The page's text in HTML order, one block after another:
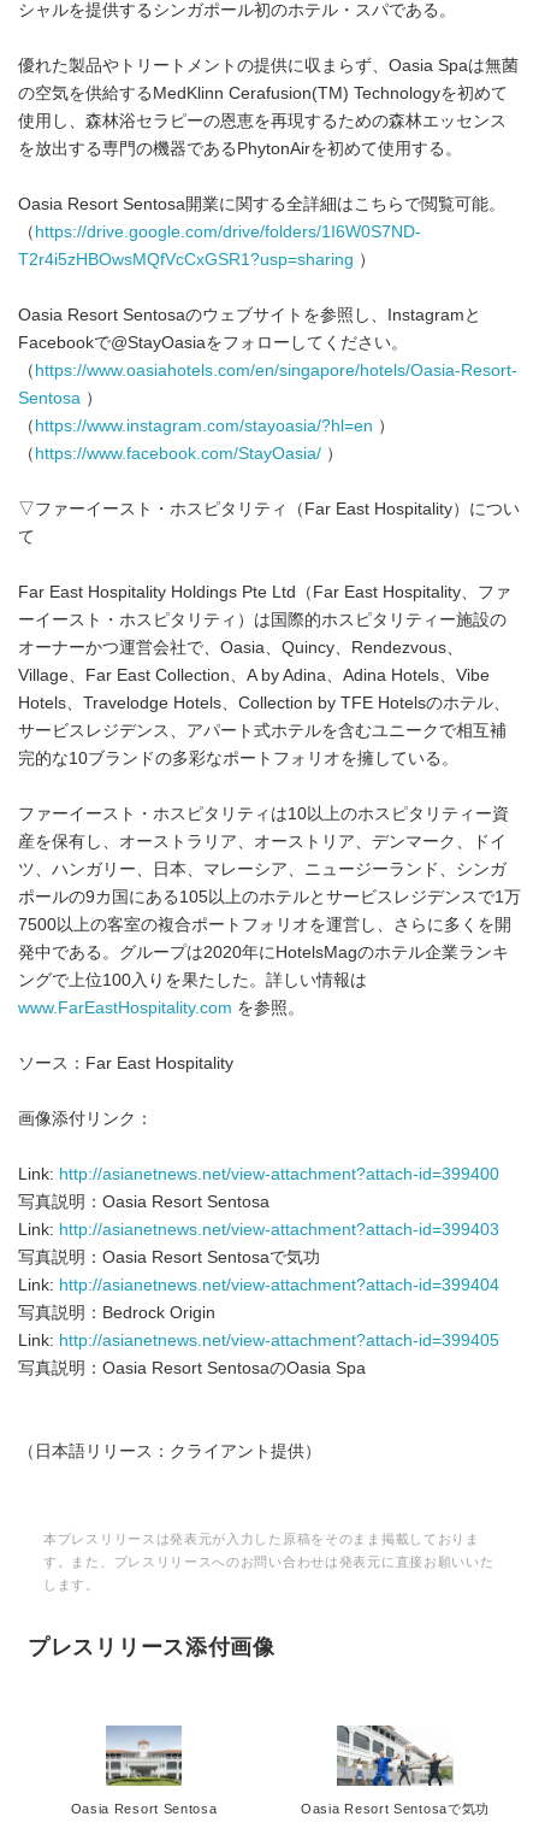
シャルを提供するシンガポール初のホテル・スパである。
優れた製品やトリートメントの提供に収まらず、Oasia Spaは無菌
の空気を供給するMedKlinn Cerafusion(TM) Technologyを初めて
使用し、森林浴セラピーの恩恵を再現するための森林エッセンス
を放出する専門の機器であるPhytonAirを初めて使用する。
Oasia Resort Sentosa開業に関する全詳細はこちらで閲覧可能。
（ https://drive.google.com/drive/folders/1I6W0S7ND-
T2r4i5zHBOwsMQfVcCxGSR1?usp=sharing ）
Oasia Resort Sentosaのウェブサイトを参照し、Instagramと
Facebookで@StayOasiaをフォローしてください。
（ https://www.oasiahotels.com/en/singapore/hotels/Oasia-Resort-
Sentosa ）
（ https://www.instagram.com/stayoasia/?hl=en ）
（ https://www.facebook.com/StayOasia/ ）
▽ファーイースト・ホスピタリティ（Far East Hospitality）につい
て
Far East Hospitality Holdings Pte Ltd（Far East Hospitality、ファ
ーイースト・ホスピタリティ）は国際的ホスピタリティー施設の
オーナーかつ運営会社で、Oasia、Quincy、Rendezvous、
Village、Far East Collection、A by Adina、Adina Hotels、Vibe
Hotels、Travelodge Hotels、Collection by TFE Hotelsのホテル、
サービスレジデンス、アパート式ホテルを含むユニークで相互補
完的な10ブランドの多彩なポートフォリオを擁している。
ファーイースト・ホスピタリティは10以上のホスピタリティー資
産を保有し、オーストラリア、オーストリア、デンマーク、ドイ
ツ、ハンガリー、日本、マレーシア、ニュージーランド、シンガ
ポールの9カ国にある105以上のホテルとサービスレジデンスで1万
7500以上の客室の複合ポートフォリオを運営し、さらに多くを開
発中である。グループは2020年にHotelsMagのホテル企業ランキ
ングで上位100入りを果たした。詳しい情報は
www.FarEastHospitality.com を参照。
ソース：Far East Hospitality
画像添付リンク：
Link: http://asianetnews.net/view-attachment?attach-id=399400
写真説明：Oasia Resort Sentosa
Link: http://asianetnews.net/view-attachment?attach-id=399403
写真説明：Oasia Resort Sentosaで気功
Link: http://asianetnews.net/view-attachment?attach-id=399404
写真説明：Bedrock Origin
Link: http://asianetnews.net/view-attachment?attach-id=399405
写真説明：Oasia Resort SentosaのOasia Spa
（日本語リリース：クライアント提供）
本プレスリリースは発表元が入力した原稿をそのまま掲載しておりま
す。また、プレスリリースへのお問い合わせは発表元に直接お願いいた
します。
プレスリリース添付画像
Oasia Resort Sentosa Oasia Resort Sentosaで気功